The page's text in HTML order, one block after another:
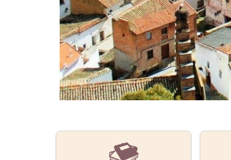
CONOCE
El municipio de Capilla
Más Información